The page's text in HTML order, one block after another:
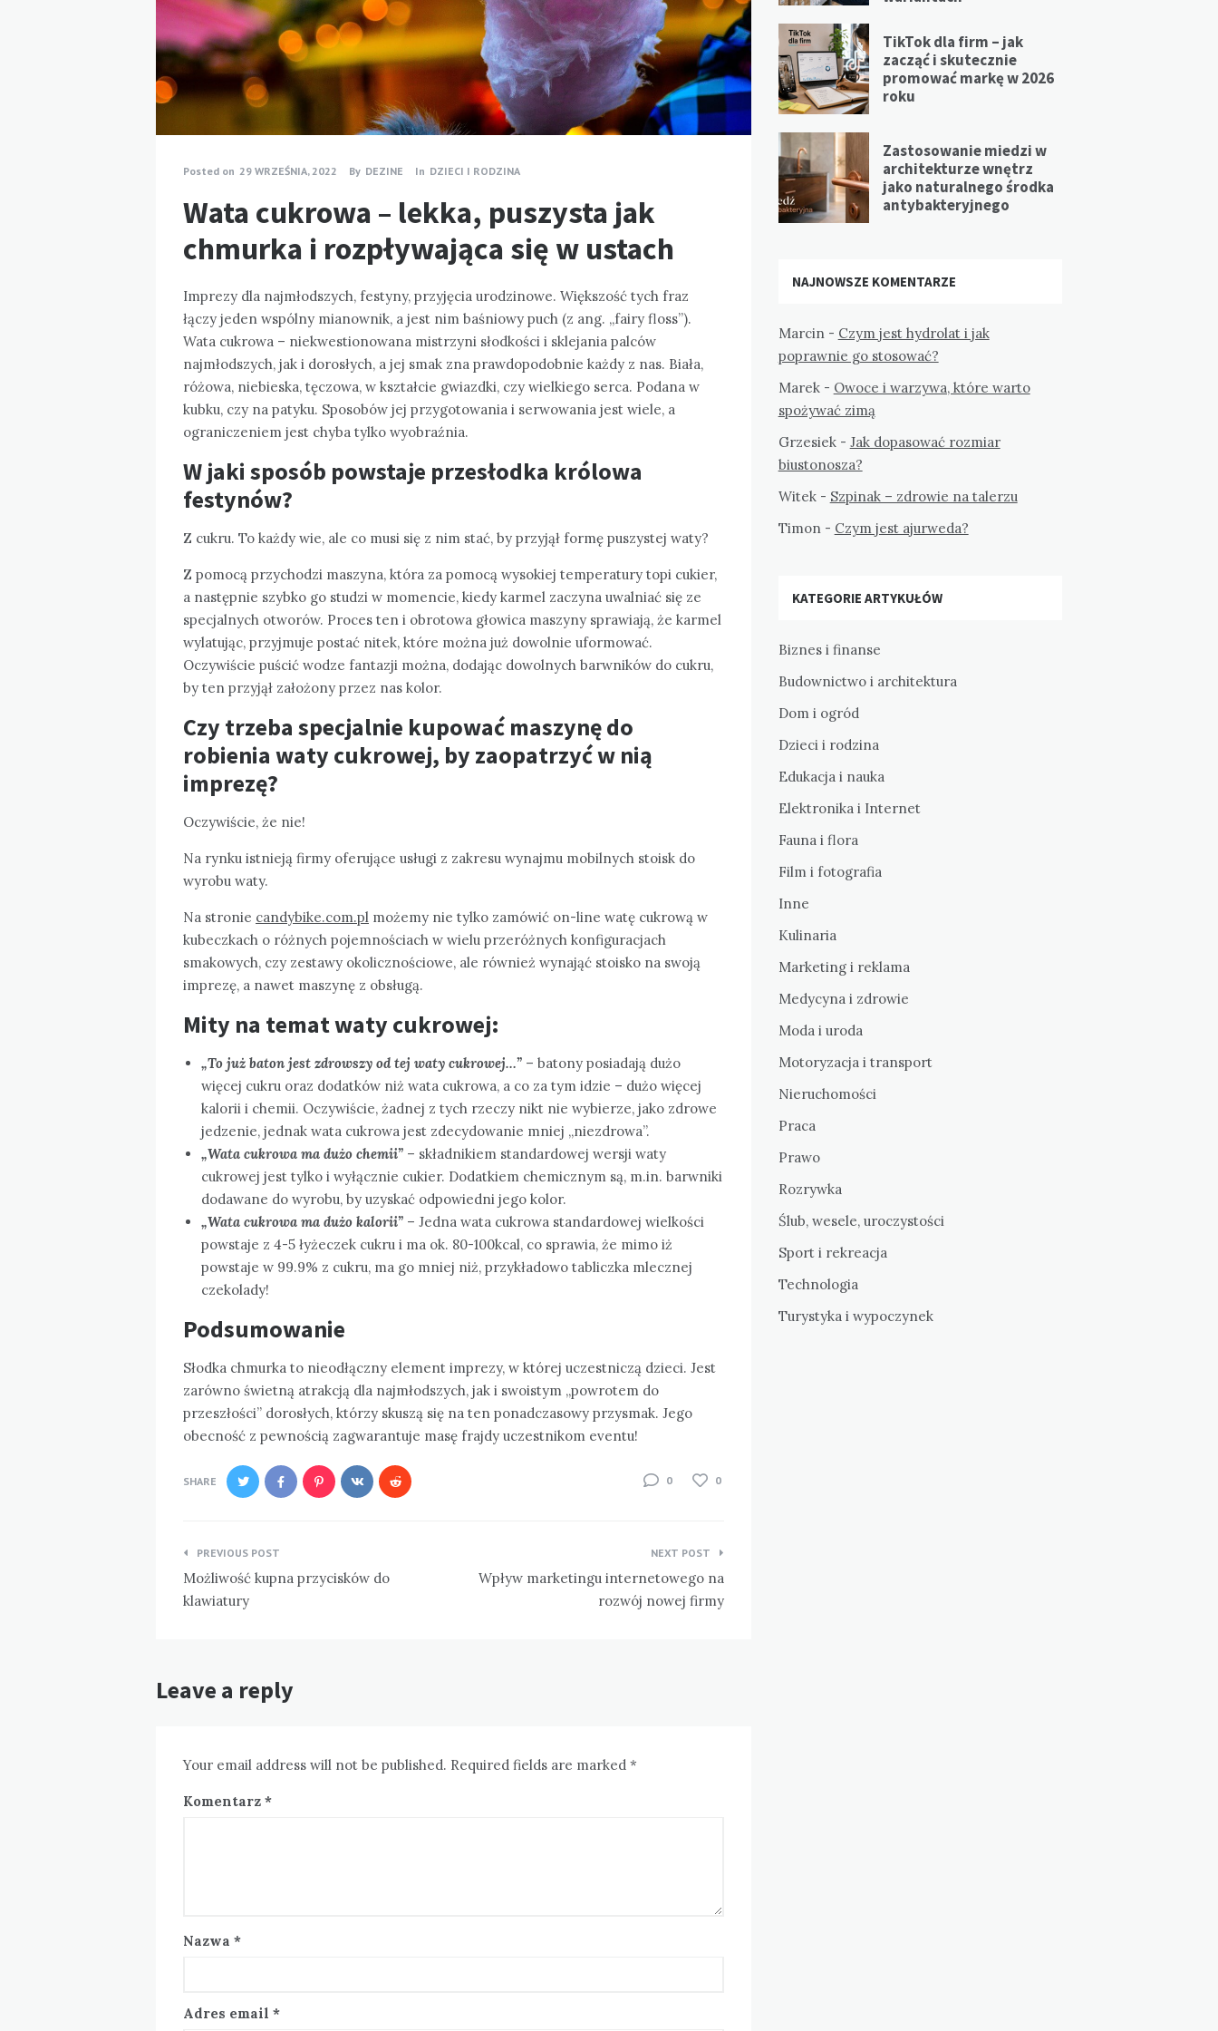
Posted on 29 WRZEŚNIA, 2022 By DEZINE In DZIECI I RODZINA
Wata cukrowa – lekka, puszysta jak
chmurka i rozpływająca się w ustach
Imprezy dla najmłodszych, festyny, przyjęcia urodzinowe. Większość tych fraz
łączy jeden wspólny mianownik, a jest nim baśniowy puch (z ang. „fairy floss”).
Wata cukrowa – niekwestionowana mistrzyni słodkości i sklejania palców
najmłodszych, jak i dorosłych, a jej smak zna prawdopodobnie każdy z nas. Biała,
różowa, niebieska, tęczowa, w kształcie gwiazdki, czy wielkiego serca. Podana w
kubku, czy na patyku. Sposobów jej przygotowania i serwowania jest wiele, a
ograniczeniem jest chyba tylko wyobraźnia.
W jaki sposób powstaje przesłodka królowa
festynów?
Z cukru. To każdy wie, ale co musi się z nim stać, by przyjął formę puszystej waty?
Z pomocą przychodzi maszyna, która za pomocą wysokiej temperatury topi cukier,
a następnie szybko go studzi w momencie, kiedy karmel zaczyna uwalniać się ze
specjalnych otworów. Proces ten i obrotowa głowica maszyny sprawiają, że karmel
wylatując, przyjmuje postać nitek, które można już dowolnie uformować.
Oczywiście puścić wodze fantazji można, dodając dowolnych barwników do cukru,
by ten przyjął założony przez nas kolor.
Czy trzeba specjalnie kupować maszynę do
robienia waty cukrowej, by zaopatrzyć w nią
imprezę?
Oczywiście, że nie!
Na rynku istnieją firmy oferujące usługi z zakresu wynajmu mobilnych stoisk do
wyrobu waty.
Na stronie candybike.com.pl możemy nie tylko zamówić on-line watę cukrową w
kubeczkach o różnych pojemnościach w wielu przeróżnych konfiguracjach
smakowych, czy zestawy okolicznościowe, ale również wynająć stoisko na swoją
imprezę, a nawet maszynę z obsługą.
Mity na temat waty cukrowej:
„To już baton jest zdrowszy od tej waty cukrowej…” – batony posiadają dużo
więcej cukru oraz dodatków niż wata cukrowa, a co za tym idzie – dużo więcej
kalorii i chemii. Oczywiście, żadnej z tych rzeczy nikt nie wybierze, jako zdrowe
jedzenie, jednak wata cukrowa jest zdecydowanie mniej „niezdrowa”.
„Wata cukrowa ma dużo chemii” – składnikiem standardowej wersji waty
cukrowej jest tylko i wyłącznie cukier. Dodatkiem chemicznym są, m.in. barwniki
dodawane do wyrobu, by uzyskać odpowiedni jego kolor.
„Wata cukrowa ma dużo kalorii” – Jedna wata cukrowa standardowej wielkości
powstaje z 4-5 łyżeczek cukru i ma ok. 80-100kcal, co sprawia, że mimo iż
powstaje w 99.9% z cukru, ma go mniej niż, przykładowo tabliczka mlecznej
czekolady!
Podsumowanie
Słodka chmurka to nieodłączny element imprezy, w której uczestniczą dzieci. Jest
zarówno świetną atrakcją dla najmłodszych, jak i swoistym „powrotem do
przeszłości” dorosłych, którzy skuszą się na ten ponadczasowy przysmak. Jego
obecność z pewnością zagwarantuje masę frajdy uczestnikom eventu!
SHARE 0 0
Nawigacja
wpisu
PREVIOUS POST
Możliwość kupna przycisków do
klawiatury
NEXT POST
Wpływ marketingu internetowego na
rozwój nowej firmy
Leave a reply
Your email address will not be published. Required fields are marked *
Komentarz *
Nazwa *
Adres email *
TikTok dla firm – jak
zacząć i skutecznie
promować markę w 2026
roku
Zastosowanie miedzi w
architekturze wnętrz
jako naturalnego środka
antybakteryjnego
NAJNOWSZE KOMENTARZE
Marcin- Czym jest hydrolat i jak
poprawnie go stosować?
Marek- Owoce i warzywa, które warto
spożywać zimą
Grzesiek- Jak dopasować rozmiar
biustonosza?
Witek- Szpinak – zdrowie na talerzu
Timon- Czym jest ajurweda?
KATEGORIE ARTYKUŁÓW
Biznes i finanse
Budownictwo i architektura
Dom i ogród
Dzieci i rodzina
Edukacja i nauka
Elektronika i Internet
Fauna i flora
Film i fotografia
Inne
Kulinaria
Marketing i reklama
Medycyna i zdrowie
Moda i uroda
Motoryzacja i transport
Nieruchomości
Praca
Prawo
Rozrywka
Ślub, wesele, uroczystości
Sport i rekreacja
Technologia
Turystyka i wypoczynek